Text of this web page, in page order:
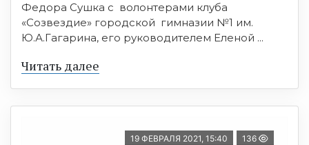
Федора Сушка с волонтерами клуба
«Созвездие» городской гимназии №1 им.
Ю.А.Гагарина, его руководителем Еленой ...
Читать далее
19 ФЕВРАЛЯ 2021, 15:40 136